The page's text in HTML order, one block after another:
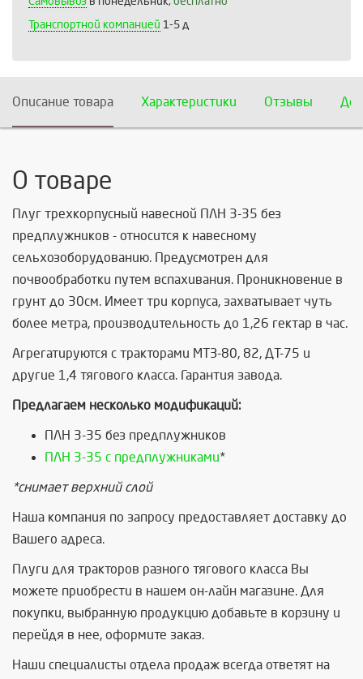
Транспортной компанией 1-5 д
Описание товара Характеристики Отзывы
О товаре
Плуг трехкорпусный навесной ПЛН 3-35 без
предплужников - относится к навесному
сельхозоборудованию. Предусмотрен для
почвообработки путем вспахивания. Проникновение в
грунт до 30см. Имеет три корпуса, захватывает чуть
более метра, производительность до 1,26 гектар в час.
Агрегатируются с тракторами МТЗ-80, 82, ДТ-75 и
другие 1,4 тягового класса. Гарантия завода.
Предлагаем несколько модификаций:
ПЛН 3-35 без предплужников
ПЛН 3-35 с предплужниками*
*снимает верхний слой
Наша компания по запросу предоставляет доставку до
Вашего адреса.
Плуги для тракторов разного тягового класса Вы
можете приобрести в нашем он-лайн магазине. Для
покупки, выбранную продукцию добавьте в корзину и
перейдя в нее, оформите заказ.
Наши специалисты отдела продаж всегда ответят на